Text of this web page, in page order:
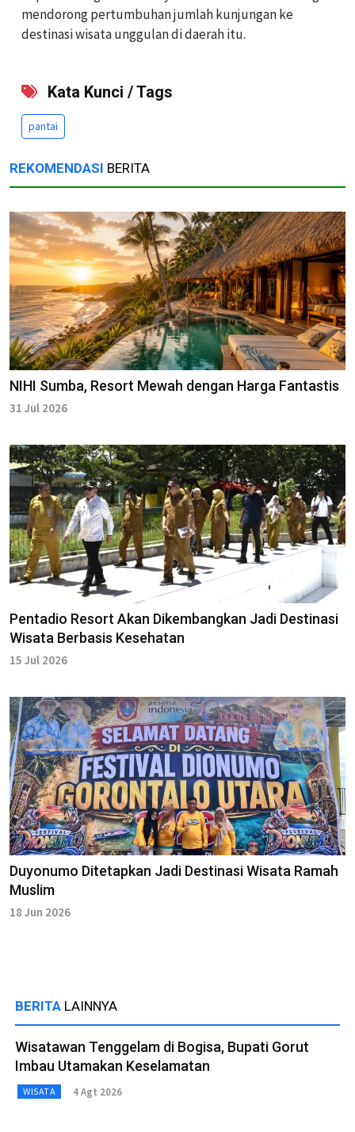
mendorong pertumbuhan jumlah kunjungan ke
destinasi wisata unggulan di daerah itu.
Kata Kunci / Tags
pantai
REKOMENDASI BERITA
NIHI Sumba, Resort Mewah dengan Harga Fantastis
31 Jul 2026
Pentadio Resort Akan Dikembangkan Jadi Destinasi
Wisata Berbasis Kesehatan
15 Jul 2026
Duyonumo Ditetapkan Jadi Destinasi Wisata Ramah
Muslim
18 Jun 2026
BERITA LAINNYA
Wisatawan Tenggelam di Bogisa, Bupati Gorut
Imbau Utamakan Keselamatan
WISATA 4 Agt 2026